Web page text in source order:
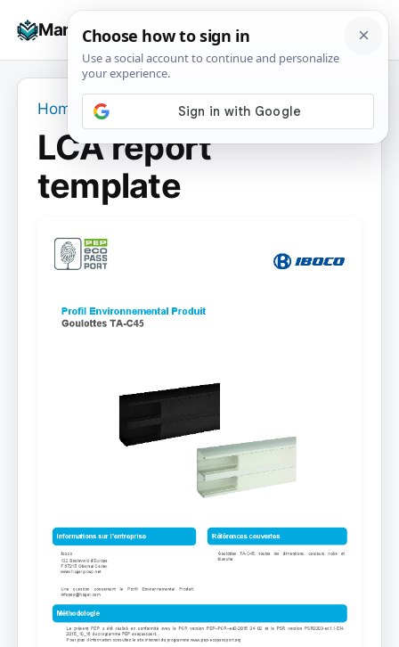
Manuals+
☰
Home LCA report template
LCA report
template